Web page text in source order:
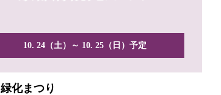
10. 24（土）～ 10. 25（日）予定
化まつり